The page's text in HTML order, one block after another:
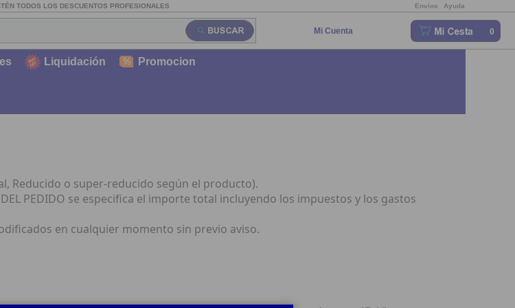
TODOS LOS DESCUENTOS PROFESIONALES Envíos Ayuda
Mi Cuenta 0
Liquidación Promocion
Reducido o super-reducido según el producto).
PEDIDO se especifica el importe total incluyendo los impuestos y los gastos
en cualquier momento sin previo aviso.